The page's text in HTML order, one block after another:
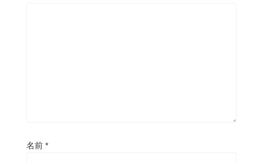
名前 *